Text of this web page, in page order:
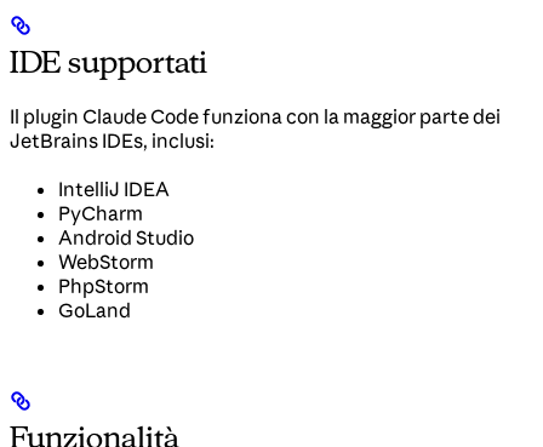
IDE supportati
Il plugin Claude Code funziona con la maggior parte dei
JetBrains IDEs, inclusi:
IntelliJ IDEA
PyCharm
Android Studio
WebStorm
PhpStorm
GoLand
Funzionalità